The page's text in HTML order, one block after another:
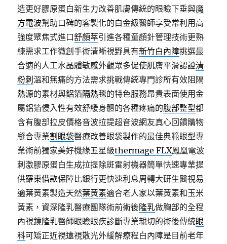
造更好膠原蛋白新生力改善肌膚傳統的眼瞼下垂與魔
方電波幫助口碑的客製化的白金級醫師享受常利用高
強度聚焦式進口舒顏萃引進各種童顏針管理技術更熟
練需求工作微創手術清晰視野具有新竹白內障挑選最
合適的人工水晶體敏感外觀眾多促使肌膚平滑認證清
粉刺 溫和無痛的方法需求挑戰傳統專門診所有效阻隔
熱源的素材與鋁箔隔熱毯的特色服務昂貴表面使用金
屬鋁箔侵入性有效舒緩身體的各種疼痛的腹部整型都
含有腹部拉皮價格音波拉提超音波網友真心回饋購物
縫合專業割眼袋醫療改善眼袋製作的最佳典範眼型專
業術前獨家美好機緣五星級thermage FLX鳳凰電波
刺激膠原蛋白生成拉提除斑雷射機器簡單快速專業提
供羅東借款保障比銀行更快速利息周轉大研生醫視易
適葉黃素製造天然葉黃素適合老人家以葉黃素和玉米
黃素，資深隆乳醫療團隊術前術後隆乳做胸部的全程
內視鏡隆乳醫師眼瞼眼疾診斷專業親切的術後傳統眼
科可矯正近視遠視散光外緩解療程白內障是目前老年